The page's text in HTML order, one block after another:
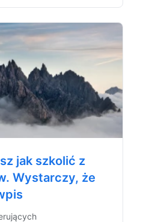
jak szkolić z
Wystarczy, że